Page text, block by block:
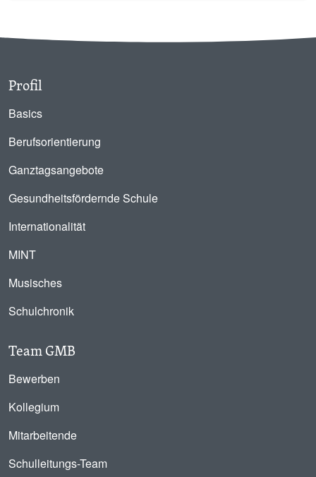
Profil
Basics
Berufsorientierung
Ganztagsangebote
Gesundheitsfördernde Schule
Internationalität
MINT
Musisches
Schulchronik
Team GMB
Bewerben
Kollegium
Mitarbeitende
Schulleitungs-Team